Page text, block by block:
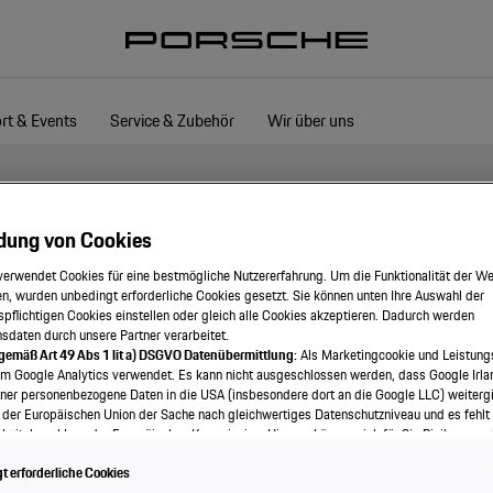
& Events Service & Zubehör Wir über uns
Copyright / Haftung
Informationen, mit Ausnahme der gekennzeichneten Artikel,
& Co., Österreich. Eine Reproduktion oder Wiedergabe des
und das Porsche Wappen sind geschützte Marken der
von Cookies
Cookies für eine bestmögliche Nutzererfahrung. Um die Funktionalität der
wurden unbedingt erforderliche Cookies gesetzt. Sie können unten Ihre Auswahl der
Cookies einstellen oder gleich alle Cookies akzeptieren. Dadurch werden
durch unsere Partner verarbeitet.
Art 49 Abs 1 lit a) DSGVO Datenübermittlung:Als Marketingcookie und
Google Analytics verwendet. Es kann nicht ausgeschlossen werden, dass Google
personenbezogene Daten in die USA (insbesondere dort an die Google LLC)
Europäischen Union der Sache nach gleichwertiges Datenschutzniveau und es
der Europäischen Kommission. Hieraus können sich für Sie Risiken
weil nicht ausgeschlossen werden kann, dass aufgrund aktueller Gesetze US-
erforderliche Cookies